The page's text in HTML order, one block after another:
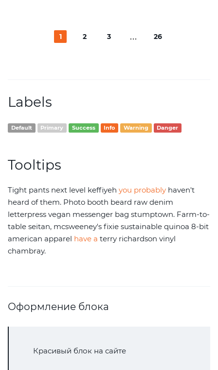
1 2 3 26
Labels
Default Primary Success Info Warning Danger
Tooltips
Tight pants next level keffiyeh you probably haven't
heard of them. Photo booth beard raw denim
letterpress vegan messenger bag stumptown. Farm-to-
table seitan, mcsweeney's fixie sustainable quinoa 8-bit
american apparel have a terry richardson vinyl
chambray.
Оформление блока
Красивый блок на сайте